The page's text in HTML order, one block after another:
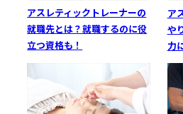
アスレティックトレーナーの
就職先とは？就職するのに役
立つ資格も！
ア
や
力